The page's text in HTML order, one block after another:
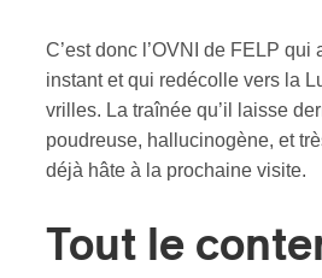
C’est donc l’OVNI de FELP qui
instant et qui redécolle vers la
vrilles. La traînée qu’il laisse
poudreuse, hallucinogène, et
déjà hâte à la prochaine visite.
Tout le